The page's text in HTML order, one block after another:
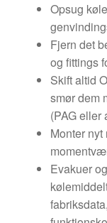
Opsug
Fjern det
og fittings
Skift altid
smør dem
(PAG eller
Monter
Evakuer